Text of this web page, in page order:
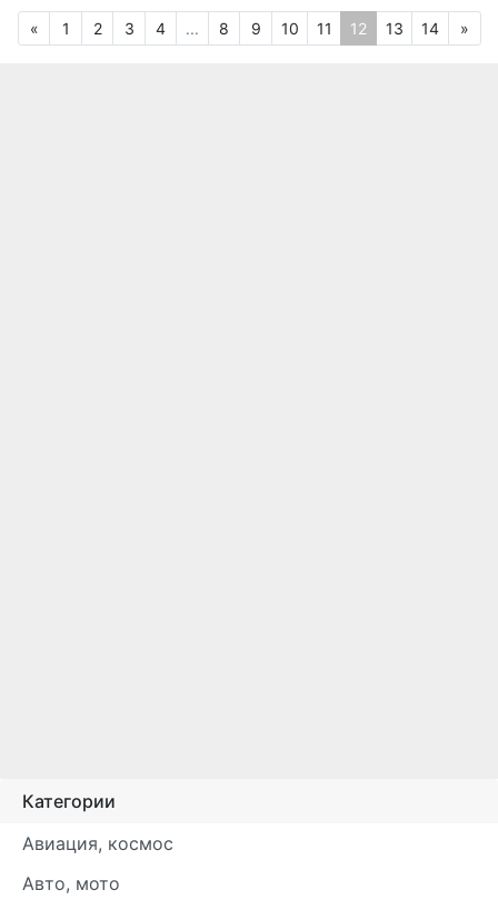
« Предыдущая
1 2 3 4 ... 8 9 10 11
12
(текущая)
13 14 »
Категории
Авиация, космос
Авто, мото